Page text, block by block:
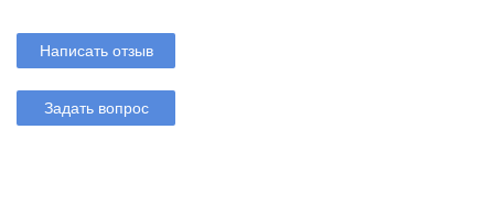
Написать отзыв
Задать вопрос